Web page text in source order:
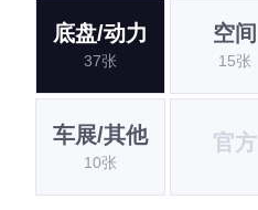
底盘/动力
37张
空间
15张
车展/其他
10张
官方